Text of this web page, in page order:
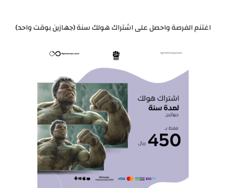
اغتنم الفرصة واحصل علىاشتراك هولك سنة (جهازين بوقت واحد)